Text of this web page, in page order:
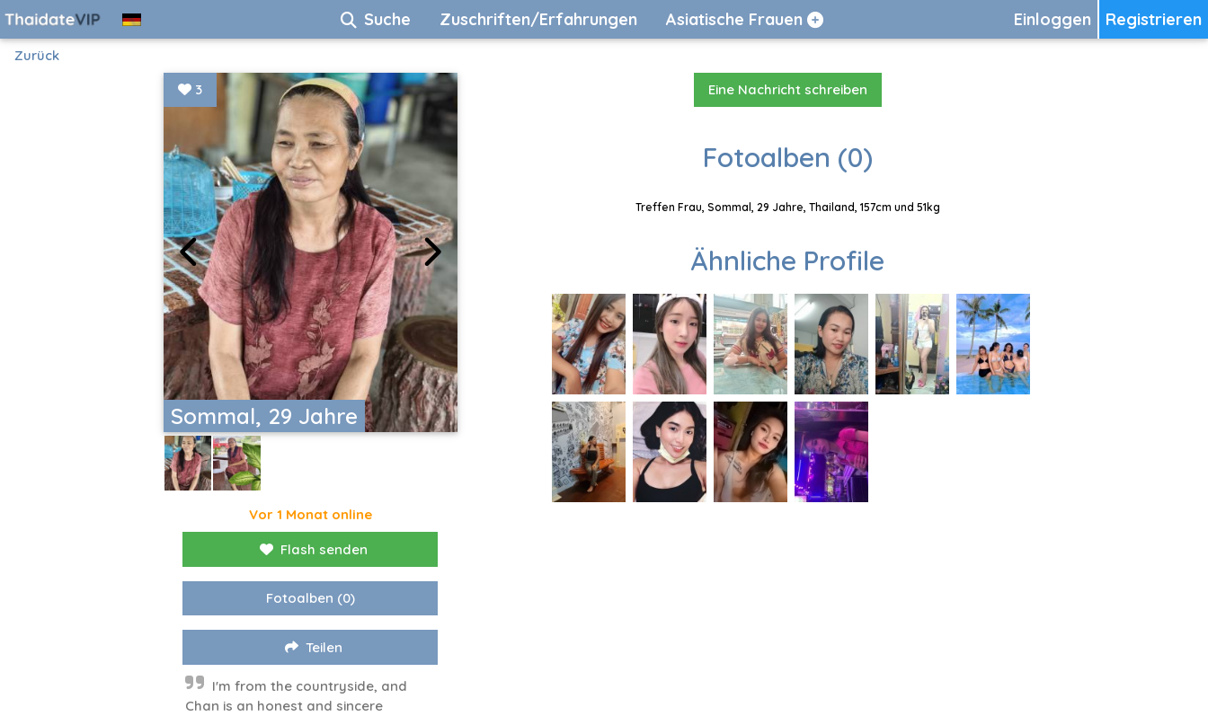
Registrieren
Einloggen
Suche Zuschriften/Erfahrungen Asiatische Frauen
Zurück
Sommal, 29 Jahre
3
Vor 1 Monat online
Flash senden
Fotoalben (0)
Teilen
I'm from the countryside, and
Chan is an honest and sincere
Eine Nachricht schreiben
Fotoalben (0)
Treffen Frau, Sommal, 29 Jahre, Thailand, 157cm und 51kg
Ähnliche Profile